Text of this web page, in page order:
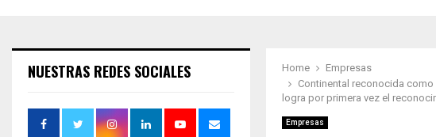
Home
Empresas
Continental reconocida
logra por primera vez el
Empresas
NUESTRAS REDES SOCIALES